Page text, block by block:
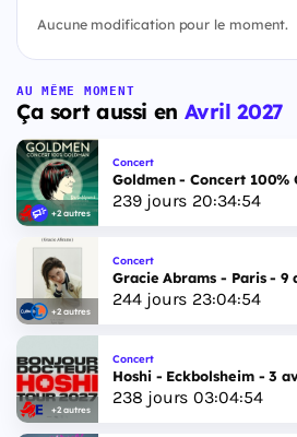
Aucune modification pour le moment.
AU MÊME MOMENT
Ça sort aussi en Avril 2027
+2 autres
Concert
Goldmen - Concert 100%
239jours 20:34:53
+2 autres
Concert
Gracie Abrams - Paris - 9
244jours 23:04:53
+2 autres
Concert
Hoshi - Eckbolsheim - 3
238 jours 03:04:53